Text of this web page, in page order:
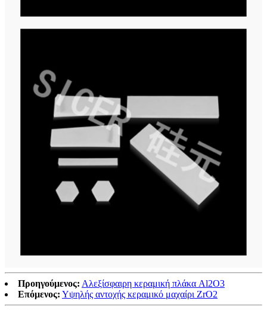
Προηγούμενος: Αλεξίσφαιρη κεραμική πλάκα Al2O3
Επόμενος: Υψηλής αντοχής κεραμικό μαχαίρι ZrO2